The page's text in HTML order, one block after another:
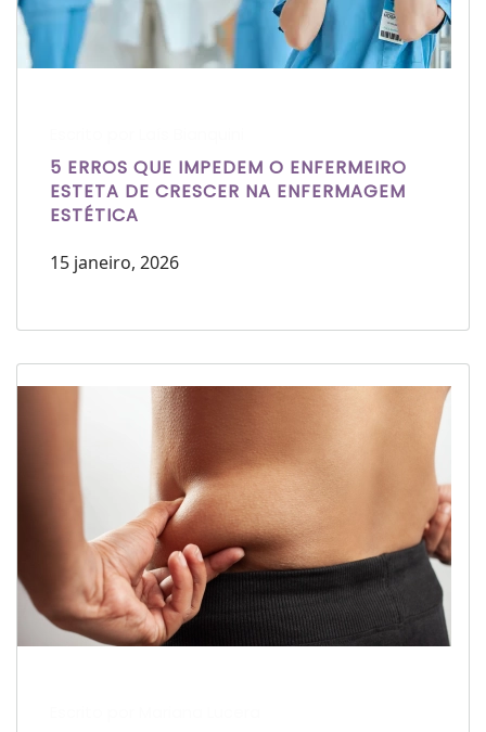
5 ERROS QUE IMPEDEM O ENFERMEIRO
ESTETA DE CRESCER NA ENFERMAGEM
ESTÉTICA
15 janeiro, 2026